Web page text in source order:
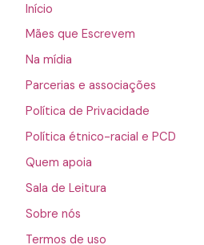
Início
Mães que Escrevem
Na mídia
Parcerias e associações
Política de Privacidade
Política étnico-racial e PCD
Quem apoia
Sala de Leitura
Sobre nós
Termos de uso